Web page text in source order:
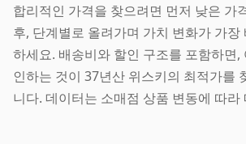
합리적인 가격을 찾으려면 먼저 낮은 가
후, 단계별로 올려가며 가치 변화가 가장
하세요. 배송비와 할인 구조를 포함하면,
인하는 것이 37년산 위스키의 최적가를
니다. 데이터는 소매점 상품 변동에 따라